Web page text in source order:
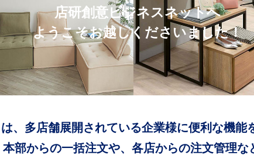
店研創意ビジネスネットへ
ようこそお越しくださいました！
、多店舗展開されている企業様に便利な機能
本部からの一括注文や、各店からの注文管理な